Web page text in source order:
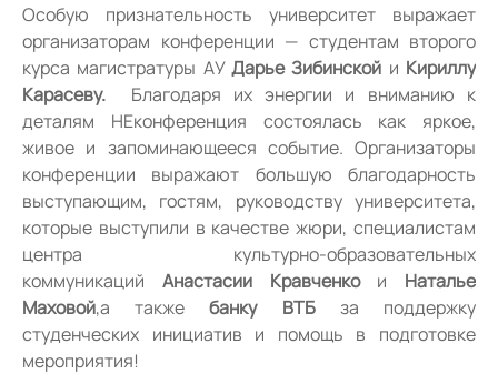
Особую признательность университет выражает
организаторам конференции — студентам второго
курса магистратуры АУ Дарье Зибинской и Кириллу
Карасеву.
Благодаря их энергии и вниманию к
деталям НЕконференция состоялась как яркое,
живое и запоминающееся событие. Организаторы
конференции выражают большую благодарность
выступающим, гостям, руководству университета,
которые выступили в качестве жюри, специалистам
центра культурно-образовательных
коммуникаций Анастасии Кравченкои Наталье
Маховой,а также банку ВТБза поддержку
студенческих инициатив и помощь в подготовке
мероприятия!